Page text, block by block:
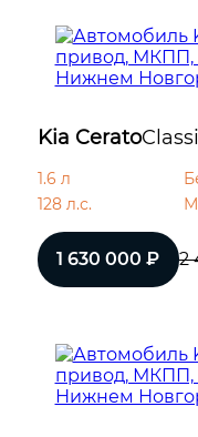
Kia Cerato
1.6 л
128 л.с.
1 630 000 ₽ 2